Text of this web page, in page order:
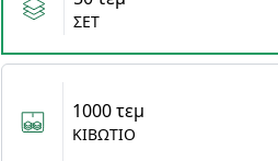
ΣΕΤ
1000 τεμ
ΚΙΒΩΤΙΟ